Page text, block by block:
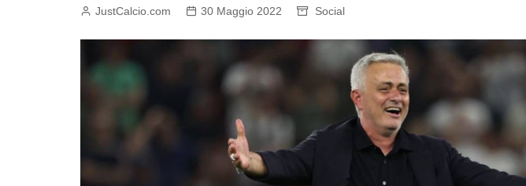
JustCalcio.com 30 Maggio 2022 Social